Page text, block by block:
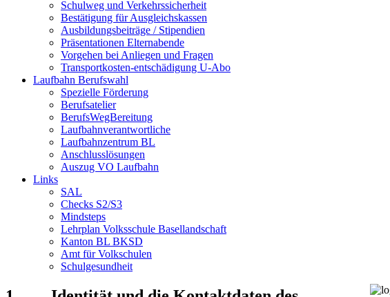
Schulweg und Verkehrssicherheit
Bestätigung für Ausgleichskassen
Ausbildungsbeiträge / Stipendien
Präsentationen Elternabende
Vorgehen bei Anliegen und Fragen
Transportkosten-entschädigung U-Abo
Laufbahn Berufswahl
Spezielle Förderung
Berufsatelier
BerufsWegBereitung
Laufbahnverantwortliche
Laufbahnzentrum BL
Anschlusslösungen
Auszug VO Laufbahn
Links
SAL
Checks S2/S3
Mindsteps
Lehrplan Volksschule Basellandschaft
Kanton BL BKSD
Amt für Volkschulen
Schulgesundheit